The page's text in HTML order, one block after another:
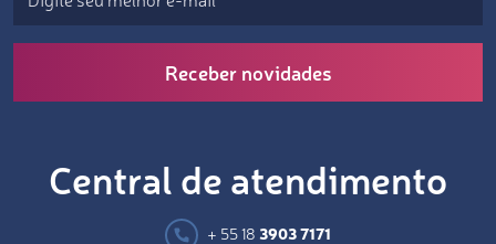
Receber novidades
Central de atendimento
+ 55 18 3903 7171